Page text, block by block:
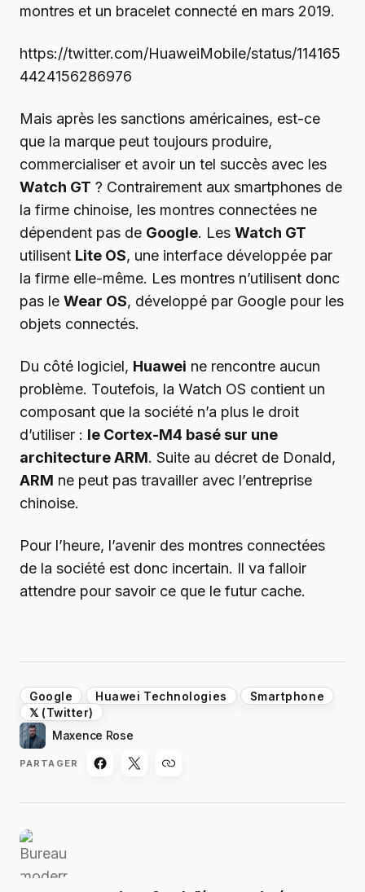
montres et un bracelet connecté en mars 2019.
https://twitter.com/HuaweiMobile/status/114165
4424156286976
Mais après les sanctions américaines, est-ce
que la marque peut toujours produire,
commercialiser et avoir un tel succès avec les
Watch GT ? Contrairement aux smartphones de
la firme chinoise, les montres connectées ne
dépendent pas de Google. Les Watch GT
utilisent Lite OS, une interface développée par
la firme elle-même. Les montres n’utilisent donc
pas le Wear OS, développé par Google pour les
objets connectés.
Du côté logiciel, Huawei ne rencontre aucun
problème. Toutefois, la Watch OS contient un
composant que la société n’a plus le droit
d’utiliser : le Cortex-M4 basé sur une
architecture ARM. Suite au décret de Donald,
ARM ne peut pas travailler avec l’entreprise
chinoise.
Pour l’heure, l’avenir des montres connectées
de la société est donc incertain. Il va falloir
attendre pour savoir ce que le futur cache.
Google Huawei Technologies
Smartphone
𝕏 (Twitter)
Maxence Rose
PARTAGER